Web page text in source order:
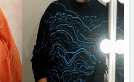
வீடியோ ஒன்றை வெளியிட்டு
வெளியேறுவதாகவும்,
இருந்தும்
காணொளியை
முடிக்கினார்.